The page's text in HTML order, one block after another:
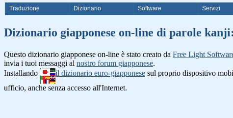
Traduzione Dizionario Software Servizi
Dizionario giapponese on-line di parole
Questo dizionario giapponese on-line è stato creato da Free Light
invia i tuoi messaggi al nostro forum giapponese.
Installando
il dizionario euro-giapponese sul proprio dispositivo
ufficio, anche senza accesso all'Internet.